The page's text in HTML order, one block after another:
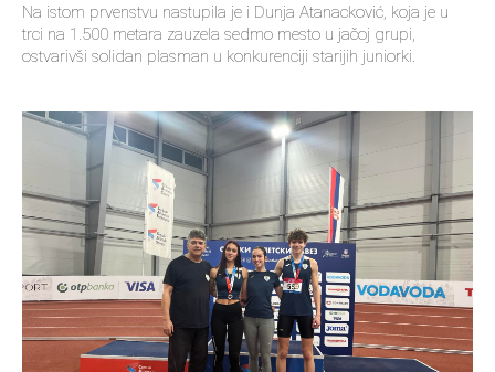
Na istom prvenstvu nastupila je i Dunja Atanacković, koja je u
trci na 1.500 metara zauzela sedmo mesto u jačoj grupi,
ostvarivši solidan plasman u konkurenciji starijih juniorki.